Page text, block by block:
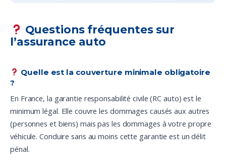
Questions fréquentes sur
l’assurance auto
Quelle est la couverture minimale obligatoire
?
En France, la garantie responsabilité civile (RC auto) est le
minimum légal. Elle couvre les dommages causés aux autres
(personnes et biens) mais pas les dommages à votre propre
véhicule. Conduire sans au moins cette garantie est un délit
pénal.